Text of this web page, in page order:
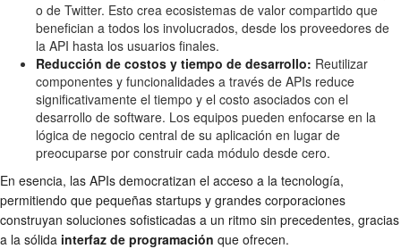
o de Twitter. Esto crea ecosistemas de valor compartido que
benefician a todos los involucrados, desde los proveedores de
la API hasta los usuarios finales.
Reducción de costos y tiempo de desarrollo: Reutilizar
componentes y funcionalidades a través de APIs reduce
significativamente el tiempo y el costo asociados con el
desarrollo de software. Los equipos pueden enfocarse en la
lógica de negocio central de su aplicación en lugar de
preocuparse por construir cada módulo desde cero.
En esencia, las APIs democratizan el acceso a la tecnología,
permitiendo que pequeñas startups y grandes corporaciones
construyan soluciones sofisticadas a un ritmo sin precedentes, gracias
a la sólida interfaz de programación que ofrecen.